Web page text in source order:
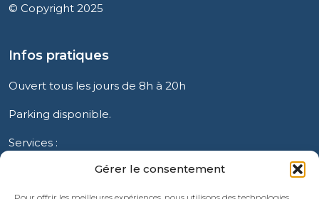
Gérer le consentement
© Copyright 2025
Infos pratiques
Ouvert tous les jours de 8h à 20h
Parking disponible.
Services :